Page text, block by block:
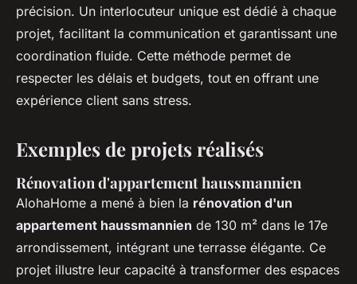
précision. Un interlocuteur unique est dédié à chaque
projet, facilitant la communication et garantissant une
coordination fluide. Cette méthode permet de
respecter les délais et budgets, tout en offrant une
expérience client sans stress.
Exemples de projets réalisés
Rénovation d'appartement haussmannien
AlohaHome a mené à bien la rénovation d'un
appartement haussmannien de 130 m² dans le 17e
arrondissement, intégrant une terrasse élégante. Ce
projet illustre leur capacité à transformer des espaces